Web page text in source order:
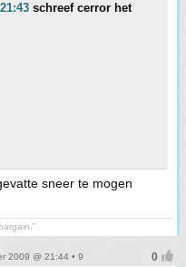
schreef cerror het
sneer te mogen
2009 @ 21:44 • 9